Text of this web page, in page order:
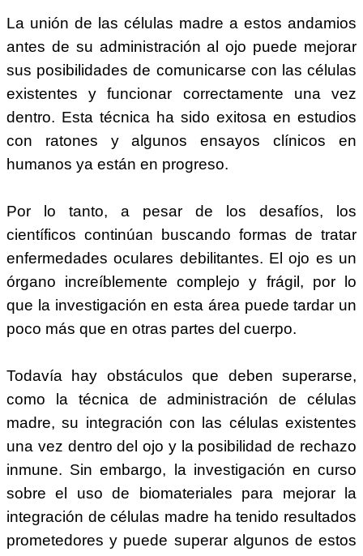
La unión de las células madre a estos andamios
antes de su administración al ojo puede mejorar
sus posibilidades de comunicarse con las células
existentes y funcionar correctamente una vez
dentro. Esta técnica ha sido exitosa en estudios
con ratones y algunos ensayos clínicos en
humanos ya están en progreso.
Por lo tanto, a pesar de los desafíos, los
científicos continúan buscando formas de tratar
enfermedades oculares debilitantes. El ojo es un
órgano increíblemente complejo y frágil, por lo
que la investigación en esta área puede tardar un
poco más que en otras partes del cuerpo.
Todavía hay obstáculos que deben superarse,
como la técnica de administración de células
madre, su integración con las células existentes
una vez dentro del ojo y la posibilidad de rechazo
inmune. Sin embargo, la investigación en curso
sobre el uso de biomateriales para mejorar la
integración de células madre ha tenido resultados
prometedores y puede superar algunos de estos